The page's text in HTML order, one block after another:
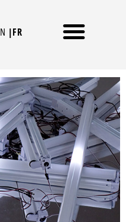
|FR